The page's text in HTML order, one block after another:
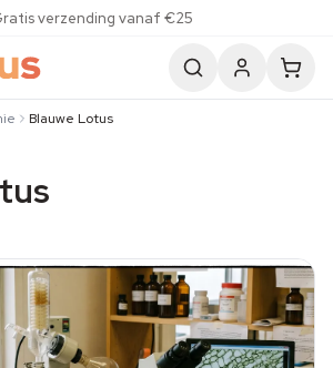
verzending vanaf €25
Blauwe Lotus